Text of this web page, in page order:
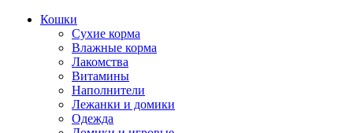
Кошки
Сухие корма
Влажные корма
Лакомства
Витамины
Наполнители
Лежанки и домики
Одежда